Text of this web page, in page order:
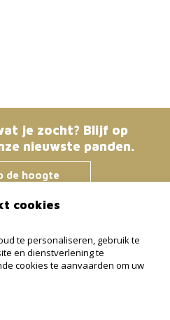
je zocht? Blijf op
nieuwste panden.
de hoogte
cookies
te personaliseren, gebruik te
en dienstverlening te
cookies te aanvaarden om uw